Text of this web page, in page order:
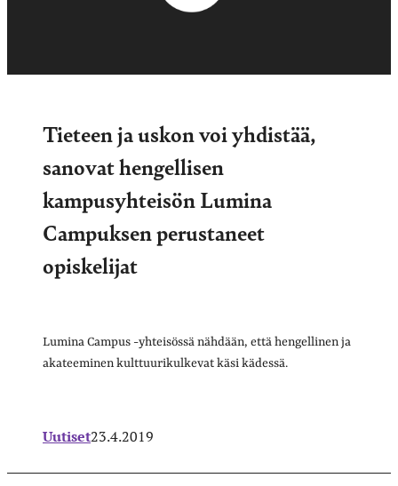
Tieteen ja uskon voi yhdistää,
sanovat hengellisen
kampusyhteisön Lumina
Campuksen perustaneet
opiskelijat
Lumina Campus -yhteisössä nähdään, että hengellinen ja
akateeminen kulttuurikulkevat käsi kädessä.
Uutiset23.4.2019